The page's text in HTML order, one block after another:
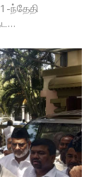
ந்தேதி